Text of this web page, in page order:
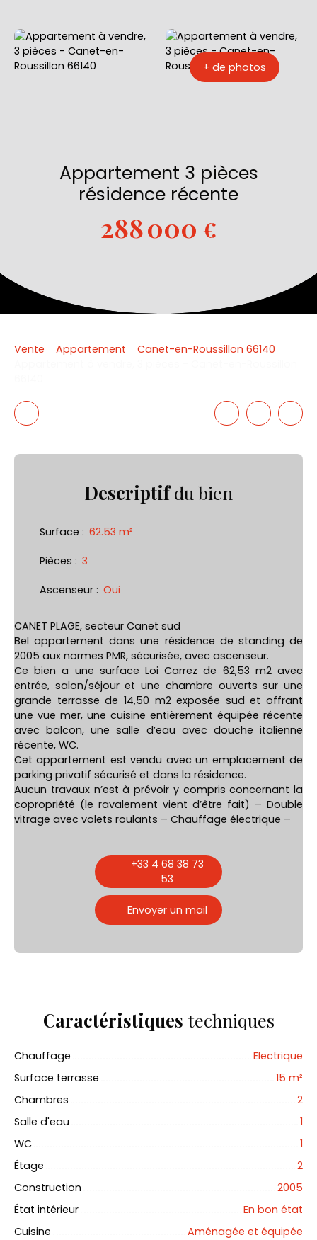
+ de photos
Appartement 3 pièces
résidence récente
288 000 €
Vente Appartement
Canet-en-Roussillon 66140
Descriptifdu bien
Surface : 62.53 m²
Pièces : 3
Ascenseur : Oui
CANET PLAGE, secteur Canet sud
Bel appartement dans une résidence de standing de
2005 aux normes PMR, sécurisée, avec ascenseur.
Ce bien a une surface Loi Carrez de 62,53 m2 avec
entrée, salon/séjour et une chambre ouverts sur une
grande terrasse de 14,50 m2 exposée sud et offrant
une vue mer, une cuisine entièrement équipée récente
avec balcon, une salle d’eau avec douche italienne
récente, WC.
Cet appartement est vendu avec un emplacement de
parking privatif sécurisé et dans la résidence.
Aucun travaux n’est à prévoir y compris concernant la
copropriété (le ravalement vient d’être fait) – Double
vitrage avec volets roulants – Chauffage électrique –
+33 4 68 38 73
53
Envoyer un mail
Caractéristiques techniques
Chauffage
Electrique
Surface terrasse
15 m²
Chambres
2
Salle d'eau
1
WC
1
Étage
2
Construction
2005
État intérieur
En bon état
Cuisine
Aménagée et équipée